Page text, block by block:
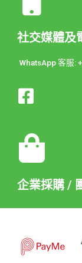
社交媒體及
WhatsApp 客服:
企業採購 /